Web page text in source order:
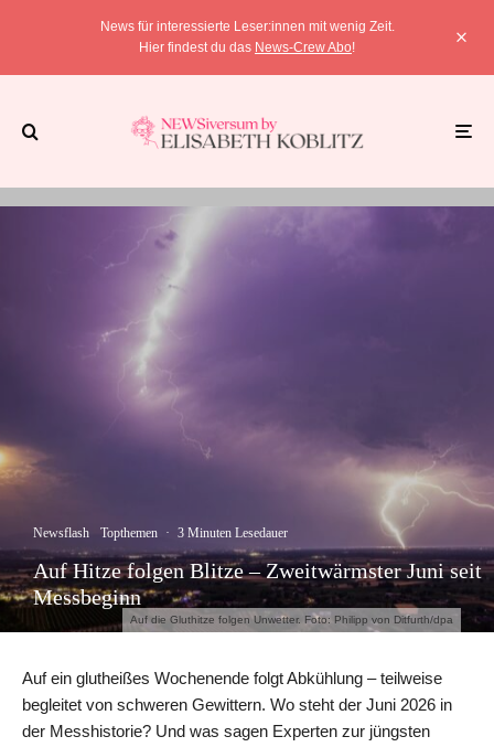
News für interessierte Leser:innen mit wenig Zeit.
Hier findest du das News-Crew Abo!
Auf die Gluthitze folgen Unwetter. Foto: Philipp von Ditfurth/dpa
Newsflash Topthemen · 3 Minuten Lesedauer
Auf Hitze folgen Blitze – Zweitwärmster Juni seit
Messbeginn
Auf ein glutheißes Wochenende folgt Abkühlung – teilweise
begleitet von schweren Gewittern. Wo steht der Juni 2026 in
der Messhistorie? Und was sagen Experten zur jüngsten